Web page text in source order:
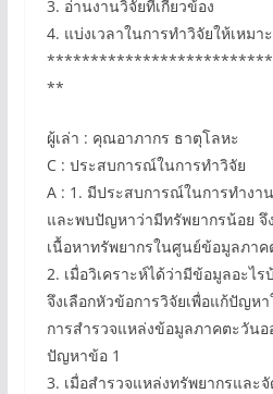
3. อ่านงานวิจัยที่เกี่ยวข้อง
4. แบ่งเวลาในการทำวิจัยให้เหมา
**
ผู้เล่า : คุณอาภากร ธาตุโลหะ
C : ประสบการณ์ในการทำวิจัย
A : 1. มีประสบการณ์ในการทำง
และพบปัญหาว่ามีทรัพยากรน้อย จึ
เนื้อหาทรัพยากรในศูนย์ข้อมูลภาค
2. เมื่อวิเคราะห์ได้ว่ามีข้อมูลอะไ
จึงเลือกหัวข้อการวิจัยเพื่อแก้ปัญห
การสำรวจแหล่งข้อมูลภาคตะวันอ
ปัญหาข้อ 1
3. เมื่อสำรวจแหล่งทรัพยากรและ